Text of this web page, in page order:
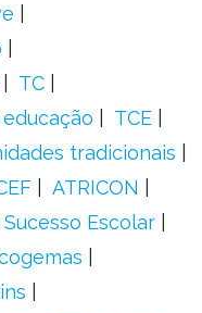
TC
TCE
tradicionais
ATRICON
Escolar